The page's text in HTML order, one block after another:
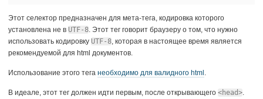
Этот селектор предназначен для мета-тега, кодировка которого
установлена не в UTF-8 . Этот тег говорит браузеру о том, что нужно
использовать кодировку UTF-8 , которая в настоящее время является
рекомендуемой для html документов.
Использование этого тега необходимо для валидного html
В идеале, этот тег должен идти первым, после открывающего <head>